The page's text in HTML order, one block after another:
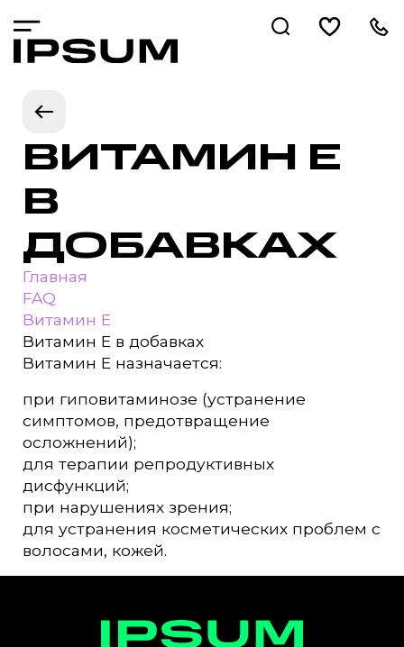
ВИТАМИН Е
В
ДОБАВКАХ
Главная
FAQ
Витамин Е
Витамин Е в добавках
Витамин Е назначается:
при гиповитаминозе (устранение
симптомов, предотвращение
осложнений);
для терапии репродуктивных
дисфункций;
при нарушениях зрения;
для устранения косметических проблем с
волосами, кожей.